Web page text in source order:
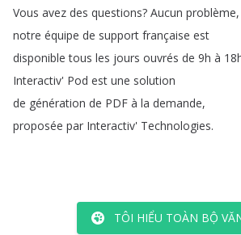
Vous avez des questions? Aucun problème,
notre équipe de support française est
disponible tous les jours ouvrés de 9h à
Interactiv' Pod est une solution
de génération de PDF à la demande,
proposée par Interactiv' Technologies.
TÔI HIỂU TOÀN BỘ